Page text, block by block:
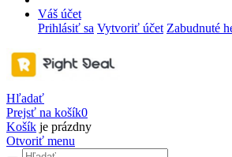
Váš účet
Prihlásiť sa Vytvoriť účet Zabudnuté
Hľadať
Prejsť na košík0
Košík je prázdny
Otvoriť menu